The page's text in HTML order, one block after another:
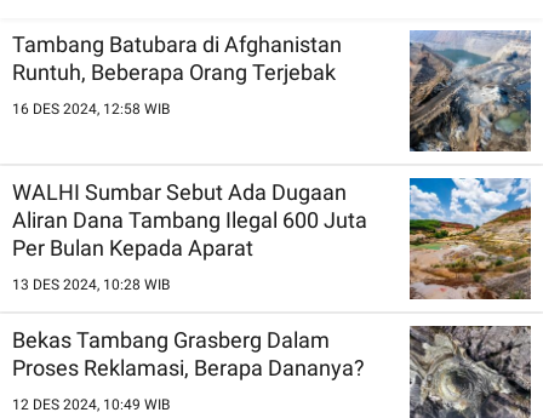
Keberlanjutan
Tambang Batubara di Afghanistan
Runtuh, Beberapa Orang Terjebak
16 DES 2024, 12:58 WIB
WALHI Sumbar Sebut Ada Dugaan
Aliran Dana Tambang Ilegal 600 Juta
Per Bulan Kepada Aparat
13 DES 2024, 10:28 WIB
Bekas Tambang Grasberg Dalam
Proses Reklamasi, Berapa Dananya?
12 DES 2024, 10:49 WIB